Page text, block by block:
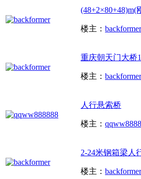
楼主： backformer
重庆朝天门大桥
楼主： backformer
人行悬索桥
楼主：
2-24米钢箱梁人
楼主： backformer